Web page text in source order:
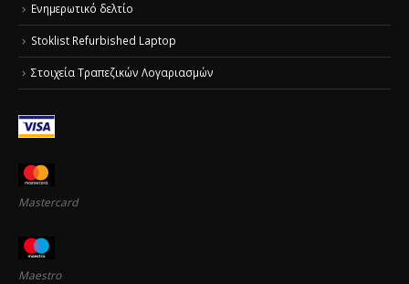
Ενημερωτικό δελτίο
Stoklist Refurbished Laptop
Στοιχεία Τραπεζικών Λογαριασμών
Mastercard
Maestro